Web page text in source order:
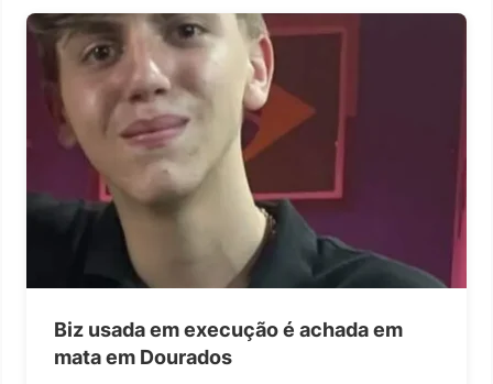
Biz usada em execução é achada em
mata em Dourados